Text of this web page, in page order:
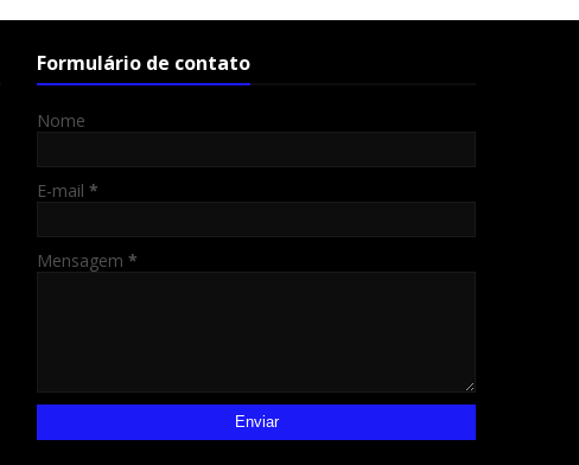
Formulário de contato
Nome
E-mail *
Mensagem *